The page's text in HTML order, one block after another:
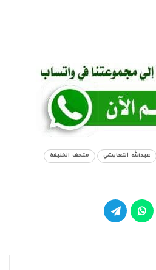
عبدالله_التعايشي متحف_الخليفة